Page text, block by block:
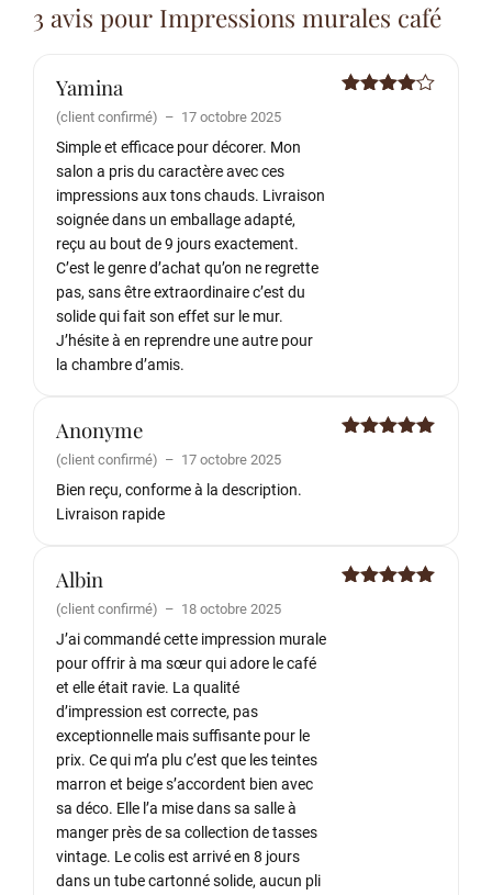
3 avis pour Impressions murales café
Yamina
(client confirmé) – 17 octobre 2025
Simple et efficace pour décorer. Mon
salon a pris du caractère avec ces
impressions aux tons chauds. Livraison
soignée dans un emballage adapté,
reçu au bout de 9 jours exactement.
C’est le genre d’achat qu’on ne regrette
pas, sans être extraordinaire c’est du
solide qui fait son effet sur le mur.
J’hésite à en reprendre une autre pour
la chambre d’amis.
Anonyme
(client confirmé) – 17 octobre 2025
Bien reçu, conforme à la description.
Livraison rapide
Albin
(client confirmé) – 18 octobre 2025
J’ai commandé cette impression murale
pour offrir à ma sœur qui adore le café
et elle était ravie. La qualité
d’impression est correcte, pas
exceptionnelle mais suffisante pour le
prix. Ce qui m’a plu c’est que les teintes
marron et beige s’accordent bien avec
sa déco. Elle l’a mise dans sa salle à
manger près de sa collection de tasses
vintage. Le colis est arrivé en 8 jours
dans un tube cartonné solide, aucun pli